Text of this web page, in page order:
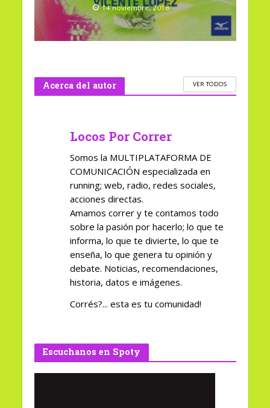
14 noviembre, 2018
Acerca del autor VER TODOS
Locos Por Correr
Somos la MULTIPLATAFORMA DE
COMUNICACIÓN especializada en
running; web, radio, redes sociales,
acciones directas.
Amamos correr y te contamos todo
sobre la pasión por hacerlo; lo que te
informa, lo que te divierte, lo que te
enseña, lo que genera tu opinión y
debate. Noticias, recomendaciones,
historia, datos e imágenes.
Corrés?... esta es tu comunidad!
Escuchanos en Spoty